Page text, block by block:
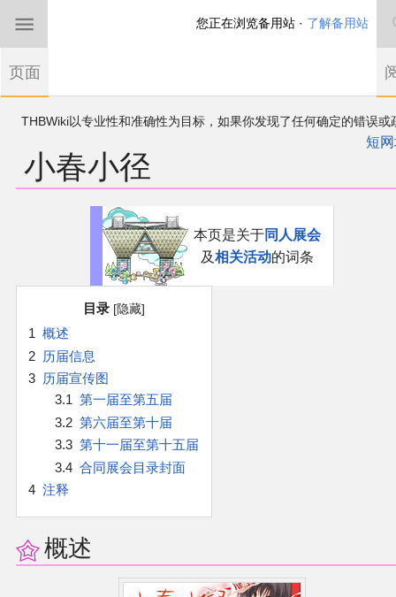
欢迎来到THBWiki！如果您是第一次来到这里，请点击右上角注册一
THBWiki以专业性和准确性为目标，如果你发现了任何确定的错误或
漏，可在登录后直接进行改正
短
小春小径
航
索
本页是关于同人展会
及相关活动的词条
目录
1 概述
2 历届信息
3 历届宣传图
3.1 第一届至第五届
3.2 第六届至第十届
3.3 第十一届至第十五届
3.4 合同展会目录封面
4 注释
概述
您正在浏览备用站 · 了解备用站
页面
首页
东方Project
东方同人规约
沙盒（建议使用）
加入我们
官方作品
官方游戏
官方音乐
官方书籍